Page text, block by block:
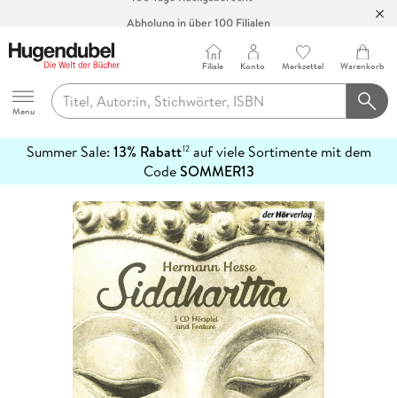
Hugendubel
Menu
Filiale Konto Merkzettel Warenkorb
Summer Sale: 13% Rabatt12auf viele Sortimente mit dem
CodeSOMMER13
erfahren